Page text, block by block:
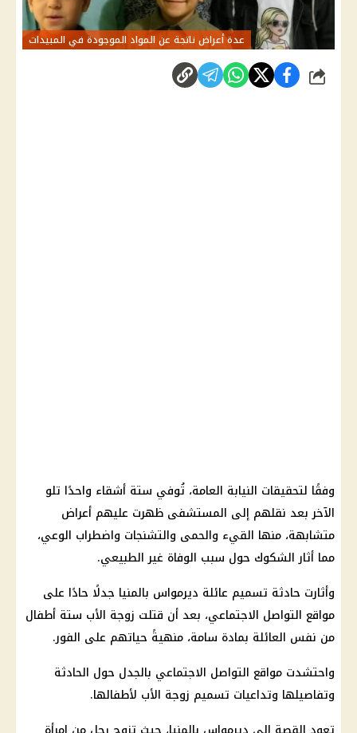
عدة أعراض ناتجة عن المواد الموجودة في المبيدات
شارك
وفقًا لتحقيقات النيابة العامة، تُوفي ستة أشقاء واحدًا تلو
الآخر بعد نقلهم إلى المستشفى ظهرت عليهم أعراض
متشابهة، منها القيء والحمى والتشنجات واضطراب الوعي،
مما أثار الشكوك حول سبب الوفاة غير الطبيعي.
وأثارت حادثة تسميم عائلة ديرمواس بالمنيا جدلًا حادًا على
مواقع التواصل الاجتماعي، بعد أن قتلت زوجة الأب ستة أطفال
من نفس العائلة بمادة سامة، منهيةً حياتهم على الفور.
واحتشدت مواقع التواصل الاجتماعي بالجدل حول الحادثة
وتفاصيلها وتداعيات تسميم زوجة الأب لأطفالها.